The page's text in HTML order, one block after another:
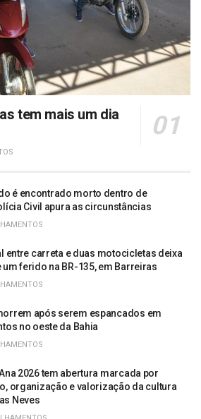
tem mais um dia
é encontrado morto dentro de
Civil apura as circunstâncias
entre carreta e duas motocicletas deixa
ferido na BR-135, em Barreiras
após serem espancados em
no oeste da Bahia
2026 tem abertura marcada por
organização e valorização da cultura
Neves